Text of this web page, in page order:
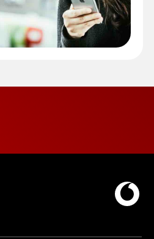
de roaming
app Mi Vodafone. Abre ventana